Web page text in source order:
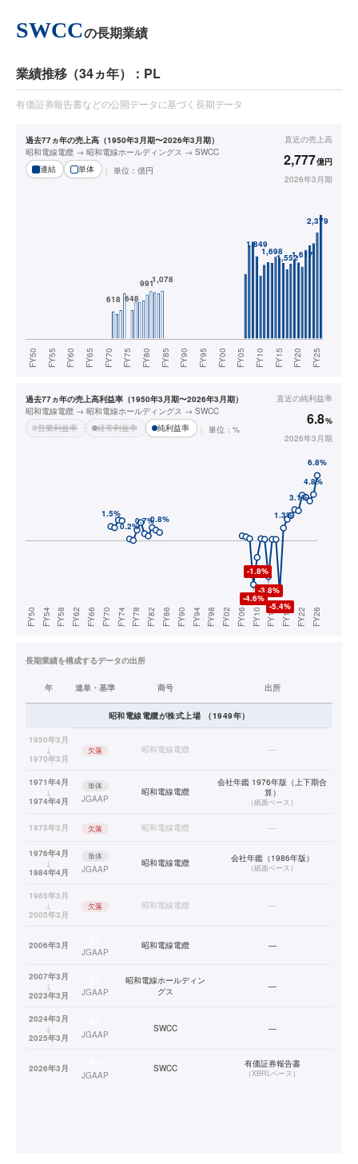
SWCCの長期業績
業績推移（34ヵ年）：PL
有価証券報告書などの公開データに基づく長期データ
過去77ヵ年の売上高（1950年3月期〜2026年3月期）
昭和電線電纜 → 昭和電線ホールディングス → SWCC
連結
単体 単位： 億円
直近の売上高
2,777億円
2026年3月期
過去77ヵ年の売上高利益率（1950年3月期〜2026年3月期）
昭和電線電纜 → 昭和電線ホールディングス → SWCC
営業利益率
経常利益率 純利益率 単位：%
直近の純利益率
6.8%
2026年3月期
長期業績を構成するデータの出所
年 連単・基準 商号 出所
昭和電線電纜が株式上場 （1949年）
1950年3月
↓
1970年3月
欠落 昭和電線電纜 —
1971年4月
↓
1974年4月
単体
JGAAP
昭和電線電纜
会社年鑑 1976年版（上下期合
算）
（紙面ベース）
1975年3月 欠落 昭和電線電纜 —
1976年4月
↓
1984年4月
単体
JGAAP
昭和電線電纜 会社年鑑（1986年版）
（紙面ベース）
1985年3月
↓
2005年3月
欠落 昭和電線電纜 —
2006年3月
JGAAP
昭和電線電纜 —
2007年3月
↓
2023年3月
JGAAP
昭和電線ホールディン
グス
—
2024年3月
↓
2025年3月
JGAAP
SWCC —
2026年3月
JGAAP
SWCC 有価証券報告書
（XBRLベース）